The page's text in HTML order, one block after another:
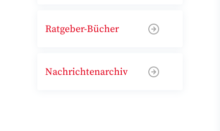
Ratgeber-Bücher
Nachrichtenarchiv